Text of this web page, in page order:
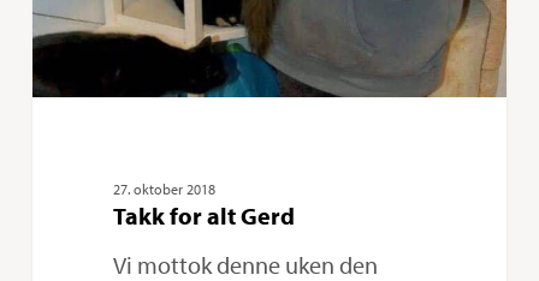
27. oktober 2018
Takk for alt Gerd
Vi mottok denne uken den